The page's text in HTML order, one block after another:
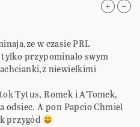
w czasie PRL
przypominalo swym
niewielkimi
Tytus, Romek i A’Tomek,
A pon Papcio Chmiel
przygód